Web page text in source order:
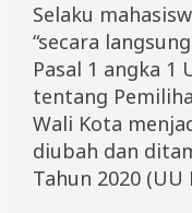
Selaku
“secara
Pasal 1 angka 1
tentang
Wali Kota
diubah dan
Tahun 2020 (UU